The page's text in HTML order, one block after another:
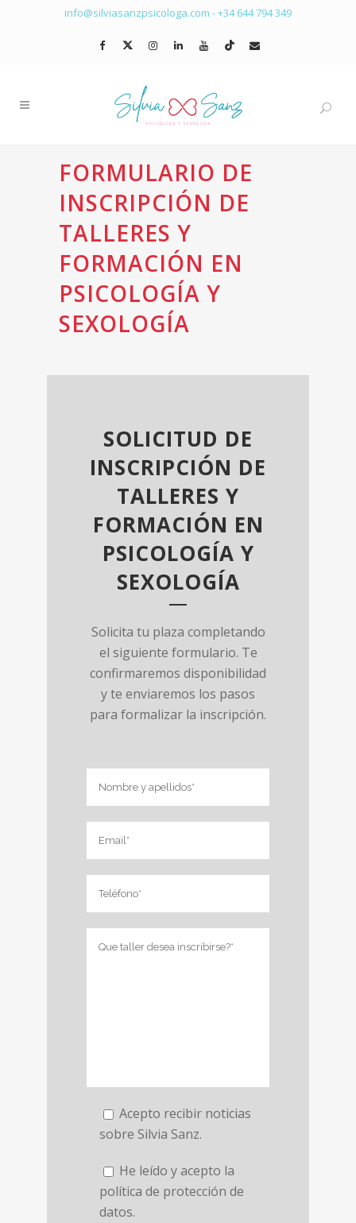
info@silviasanzpsicologa.com -+34 644 794 349
FORMULARIO DE
INSCRIPCIÓN DE
TALLERES Y
FORMACIÓN EN
PSICOLOGÍA Y
SEXOLOGÍA
SOLICITUD DE
INSCRIPCIÓN DE
TALLERES Y
FORMACIÓN EN
PSICOLOGÍA Y
SEXOLOGÍA
Solicita tu plaza completando
el siguiente formulario. Te
confirmaremos disponibilidad
y te enviaremos los pasos
para formalizar la inscripción.
Acepto recibir noticias
sobre Silvia Sanz.
He leído y acepto la
política de protección de
datos.